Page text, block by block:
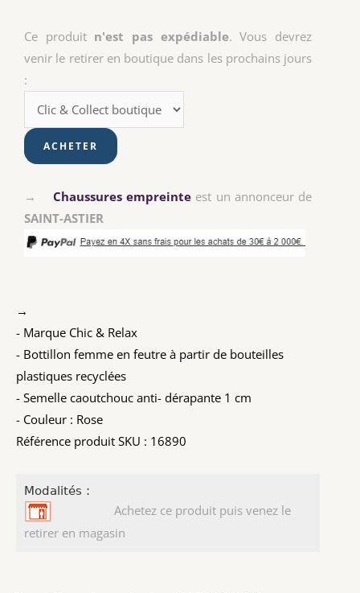
Ce produit n'est pas expédiable. Vous devrez
venir le retirer en boutique dans les prochains jours
:
→ Chaussures empreinte est un annonceur de
SAINT-ASTIER
→
- Marque Chic & Relax
- Bottillon femme en feutre à partir de bouteilles
plastiques recyclées
- Semelle caoutchouc anti- dérapante 1 cm
- Couleur : Rose
Référence produit SKU : 16890
Modalités :
Achetez ce produit puis venez le
retirer en magasin